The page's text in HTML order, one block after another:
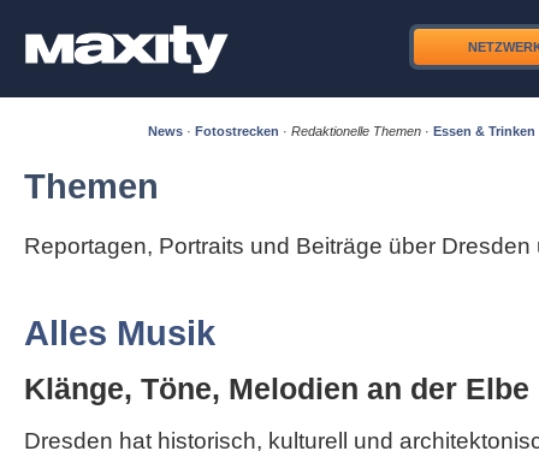
News · Fotostrecken · Redaktionelle Themen · Essen & Trinken
Themen
Reportagen, Portraits und Beiträge über
Alles Musik
Klänge, Töne, Melodien an der Elbe
Dresden hat historisch, kulturell und